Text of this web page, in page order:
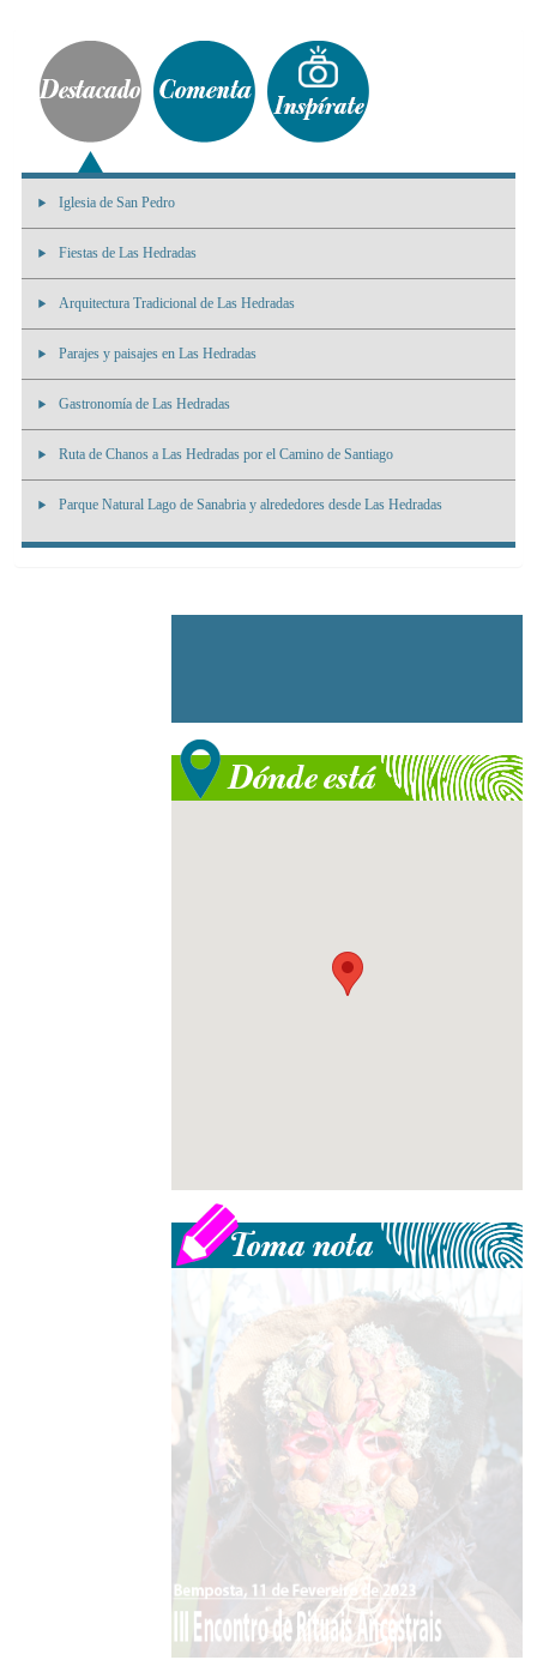
Iglesia de San Pedro
Fiestas de Las Hedradas
Arquitectura Tradicional de Las Hedradas
Parajes y paisajes en Las Hedradas
Gastronomía de Las Hedradas
Ruta de Chanos a Las Hedradas por el Camino de Santiago
Parque Natural Lago de Sanabria y alrededores desde Las Hedradas